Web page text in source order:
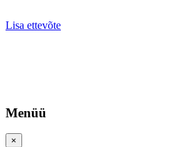
Lisa ettevõte
Menüü
×